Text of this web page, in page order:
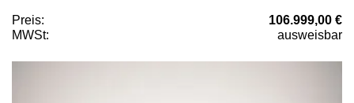
Preis:
106.999,00 €
MWSt:
ausweisbar